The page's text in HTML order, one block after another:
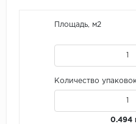
Площадь, м2
Количество
0.494